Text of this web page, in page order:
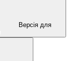
Версія для